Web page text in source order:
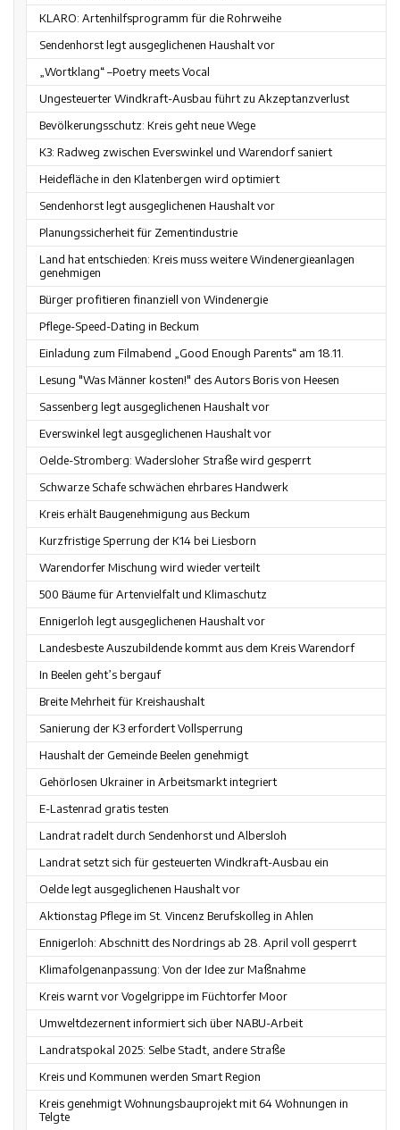
KLARO: Artenhilfsprogramm für die Rohrweihe
Sendenhorst legt ausgeglichenen Haushalt vor
„Wortklang“ –Poetry meets Vocal
Ungesteuerter Windkraft-Ausbau führt zu Akzeptanzverlust
Bevölkerungsschutz: Kreis geht neue Wege
K3: Radweg zwischen Everswinkel und Warendorf saniert
Heidefläche in den Klatenbergen wird optimiert
Sendenhorst legt ausgeglichenen Haushalt vor
Planungssicherheit für Zementindustrie
Land hat entschieden: Kreis muss weitere Windenergieanlagen
genehmigen
Bürger profitieren finanziell von Windenergie
Pflege-Speed-Dating in Beckum
Einladung zum Filmabend „Good Enough Parents“ am 18.11.
Lesung "Was Männer kosten!" des Autors Boris von Heesen
Sassenberg legt ausgeglichenen Haushalt vor
Everswinkel legt ausgeglichenen Haushalt vor
Oelde-Stromberg: Wadersloher Straße wird gesperrt
Schwarze Schafe schwächen ehrbares Handwerk
Kreis erhält Baugenehmigung aus Beckum
Kurzfristige Sperrung der K14 bei Liesborn
Warendorfer Mischung wird wieder verteilt
500 Bäume für Artenvielfalt und Klimaschutz
Ennigerloh legt ausgeglichenen Haushalt vor
Landesbeste Auszubildende kommt aus dem Kreis Warendorf
In Beelen geht’s bergauf
Breite Mehrheit für Kreishaushalt
Sanierung der K3 erfordert Vollsperrung
Haushalt der Gemeinde Beelen genehmigt
Gehörlosen Ukrainer in Arbeitsmarkt integriert
E-Lastenrad gratis testen
Landrat radelt durch Sendenhorst und Albersloh
Landrat setzt sich für gesteuerten Windkraft-Ausbau ein
Oelde legt ausgeglichenen Haushalt vor
Aktionstag Pflege im St. Vincenz Berufskolleg in Ahlen
Ennigerloh: Abschnitt des Nordrings ab 28. April voll gesperrt
Klimafolgenanpassung: Von der Idee zur Maßnahme
Kreis warnt vor Vogelgrippe im Füchtorfer Moor
Umweltdezernent informiert sich über NABU-Arbeit
Landratspokal 2025: Selbe Stadt, andere Straße
Kreis und Kommunen werden Smart Region
Kreis genehmigt Wohnungsbauprojekt mit 64 Wohnungen in
Telgte